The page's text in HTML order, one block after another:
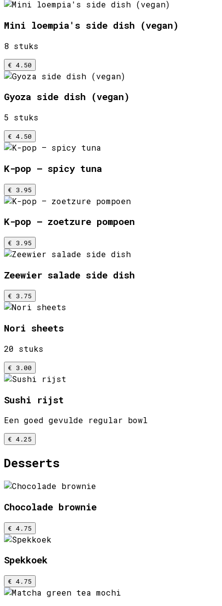
Mini loempia's side dish (vegan)
8 stuks
€ 4.50
Gyoza side dish (vegan)
5 stuks
€ 4.50
K-pop – spicy tuna
€ 3.95
K-pop – zoetzure pompoen
€ 3.95
Zeewier salade side dish
€ 3.75
Nori sheets
20 stuks
€ 3.00
Sushi rijst
Een goed gevulde regular bowl
€ 4.25
Desserts
Chocolade brownie
€ 4.75
Spekkoek
€ 4.75